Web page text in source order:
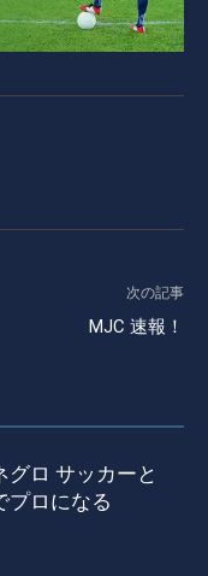
次の記事
MJC 速報！
グロ サッカーと
プロになる